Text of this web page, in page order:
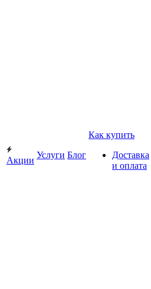
Акции
Услуги Блог
Как купить
Доставка
и оплата